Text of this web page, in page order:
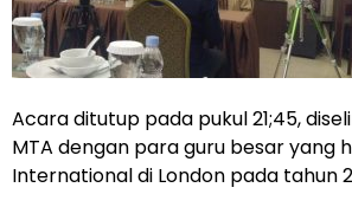
Acara ditutup pada pukul 21;45,
MTA dengan para guru besar yang
International di London pada tahun